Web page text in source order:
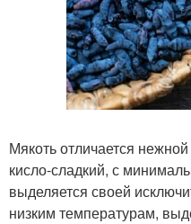
Мякоть отличается
кисло-сладкий, с
выделяется своей
низким температурам,